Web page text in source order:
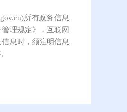
所有政务信息
理规定》，互联网
息时，须注明信息